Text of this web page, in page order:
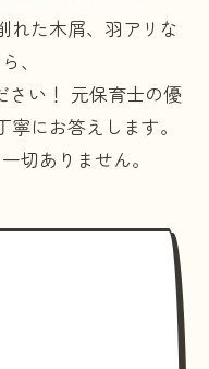
れた木屑、羽アリな
、
い！ 元保育士の優
にお答えします。
切ありません。